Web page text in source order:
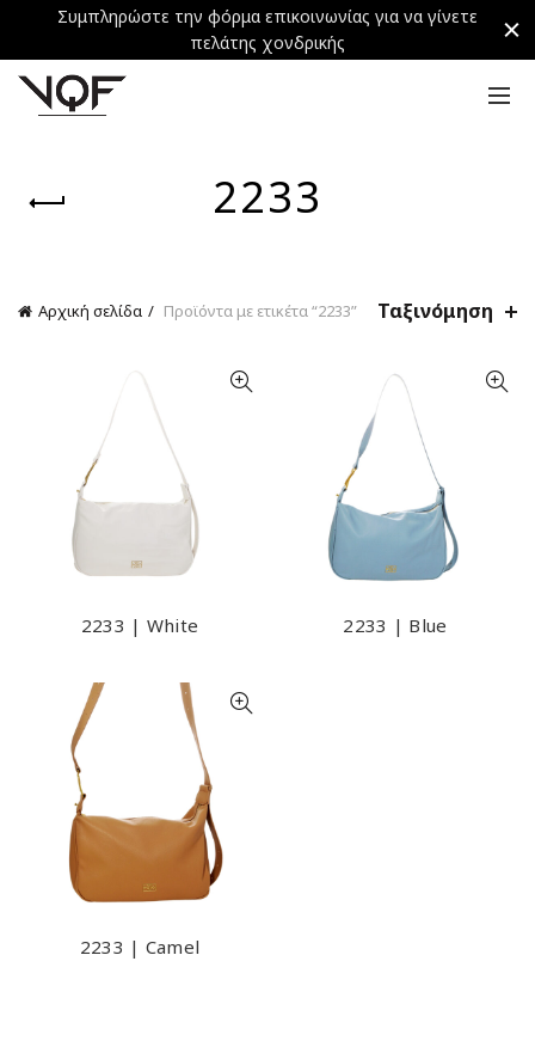
2233
Αρχική σελίδα Προϊόντα με ετικέτα “2233” Ταξινόμηση
2233 | White 2233 | Blue
2233 | Camel
Συμπληρώστε την φόρμα επικοινωνίας για να γίνετε
πελάτης χονδρικής